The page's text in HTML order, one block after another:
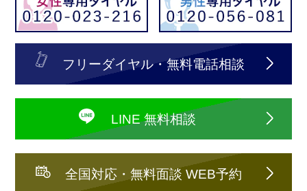
フリーダイヤル・無料電話相談
LINE 無料相談
全国対応・無料面談 WEB予約